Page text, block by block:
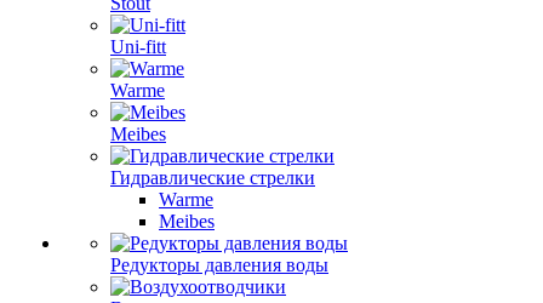
Uni-fitt
Warme
Meibes
Гидравлические стрелки
Warme
Meibes
Редукторы давления воды